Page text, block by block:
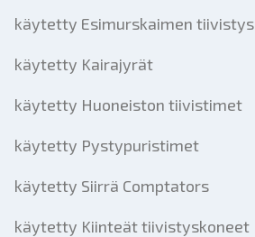
käytetty Esimurskaimen
käytetty Kairajyrät
käytetty Huoneiston tiivistimet
käytetty Pystypuristimet
käytetty Siirrä Comptators
käytetty Kiinteät tiivistyskoneet